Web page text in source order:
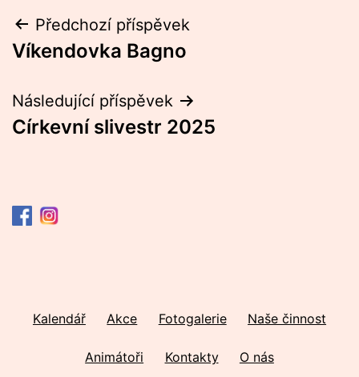
Navigace
pro
příspěvek
Předchozí příspěvek
Víkendovka Bagno
Následující příspěvek
Církevní slivestr 2025
Kalendář Akce Fotogalerie Naše činnost
Animátoři Kontakty O nás